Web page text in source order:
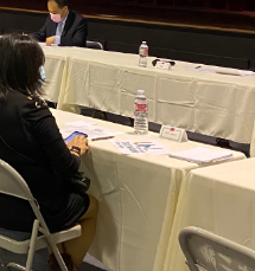
外交部長林佳龍出席《台灣光華雜誌》50週年慶「見證蛻變，分享世界的光華」開幕式，期許數位轉 型迎向下個50年
同引領 下一個世代的繁榮
鏈合作
係